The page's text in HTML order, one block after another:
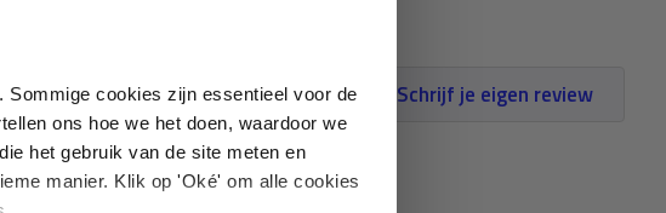
cookies zijn essentieel voor de
ons hoe we het doen, waardoor we
het gebruik van de site meten en
manier. Klik op 'Oké' om alle cookies
Schrijf je eigen review